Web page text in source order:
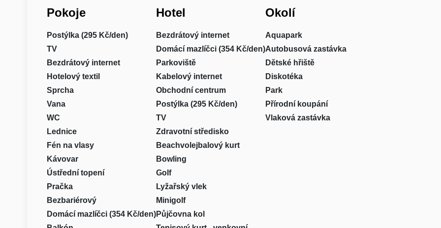
Pokoje
Postýlka (295 Kč/den)
TV
Bezdrátový internet
Hotelový textil
Sprcha
Vana
WC
Lednice
Fén na vlasy
Kávovar
Ústřední topení
Pračka
Bezbariérový
Domácí mazlíčci (354 Kč/den)
Hotel
Bezdrátový internet
Domácí mazlíčci (354 Kč/den)
Parkoviště
Kabelový internet
Obchodní centrum
Postýlka (295 Kč/den)
TV
Zdravotní středisko
Beachvolejbalový kurt
Bowling
Golf
Lyžařský vlek
Minigolf
Půjčovna kol
Okolí
Aquapark
Autobusová zastávka
Dětské hřiště
Diskotéka
Park
Přírodní koupání
Vlaková zastávka